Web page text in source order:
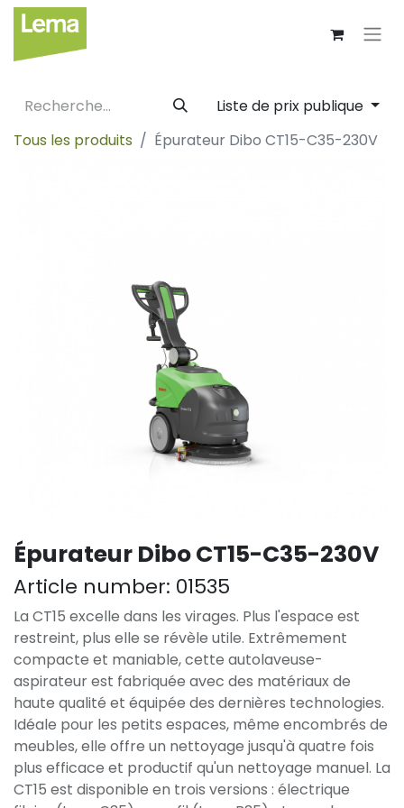
Liste de prix publique
Tous les produits
Épurateur Dibo CT15-C35-230V
Épurateur Dibo CT15-C35-230V
Article number: 01535
La CT15 excelle dans les virages. Plus l'espace est
restreint, plus elle se révèle utile. Extrêmement
compacte et maniable, cette autolaveuse-
aspirateur est fabriquée avec des matériaux de
haute qualité et équipée des dernières technologies.
Idéale pour les petits espaces, même encombrés de
meubles, elle offre un nettoyage jusqu'à quatre fois
plus efficace et productif qu'un nettoyage manuel. La
CT15 est disponible en trois versions : électrique